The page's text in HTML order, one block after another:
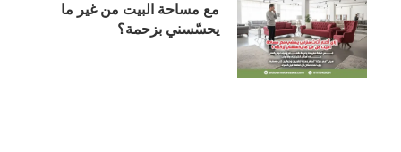
مع مساحة البيت من غير ما
يحسّسني بزحمة؟